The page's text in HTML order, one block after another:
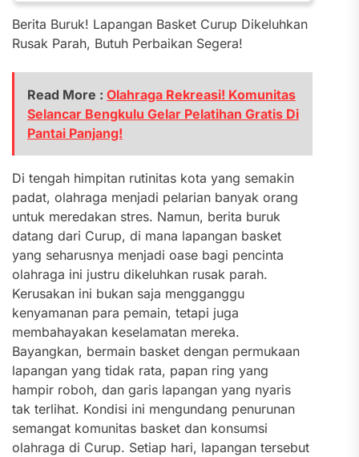
Berita Buruk! Lapangan Basket Curup Dikeluhkan
Rusak Parah, Butuh Perbaikan Segera!
Read More : Olahraga Rekreasi! Komunitas
Selancar Bengkulu Gelar Pelatihan Gratis Di
Pantai Panjang!
Di tengah himpitan rutinitas kota yang semakin
padat, olahraga menjadi pelarian banyak orang
untuk meredakan stres. Namun, berita buruk
datang dari Curup, di mana lapangan basket
yang seharusnya menjadi oase bagi pencinta
olahraga ini justru dikeluhkan rusak parah.
Kerusakan ini bukan saja mengganggu
kenyamanan para pemain, tetapi juga
membahayakan keselamatan mereka.
Bayangkan, bermain basket dengan permukaan
lapangan yang tidak rata, papan ring yang
hampir roboh, dan garis lapangan yang nyaris
tak terlihat. Kondisi ini mengundang penurunan
semangat komunitas basket dan konsumsi
olahraga di Curup. Setiap hari, lapangan tersebut